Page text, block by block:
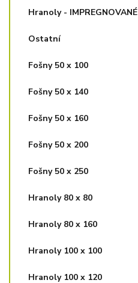
Hranoly - IMPREGNOVANÉ
Ostatní
Fošny 50 x 100
Fošny 50 x 140
Fošny 50 x 160
Fošny 50 x 200
Fošny 50 x 250
Hranoly 80 x 80
Hranoly 80 x 160
Hranoly 100 x 100
Hranoly 100 x 120